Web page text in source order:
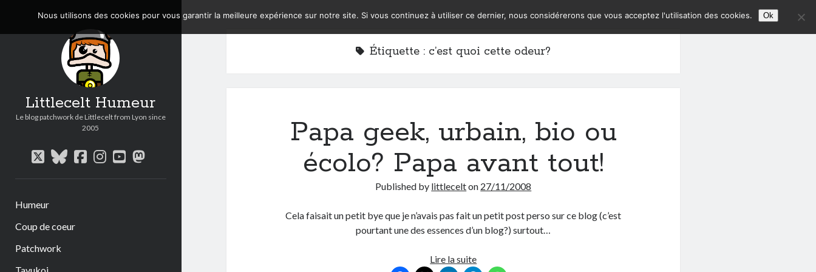
Littlecelt Humeur
Le blog patchwork de Littlecelt from Lyon since
2005
twitterbluesky
facebook
instagram
youtube
mastodon
Humeur
Coup de coeur
Patchwork
Étiquette : c’est quoi cette odeur?
Papa geek, urbain, bio ou
écolo? Papa avant tout!
Published by littlecelton 27/11/2008
Cela faisait un petit bye que je n’avais pas fait un petit post perso sur ce blog (c’est
pourtant une des essences d’un blog?) surtout…
Lire la suitePapa
Nous utilisons des cookies pour vous garantir la meilleure expérience sur notre site. Si vous continuez à utiliser ce dernier, nous considérerons que vous acceptez l'utilisation des cookies. Ok